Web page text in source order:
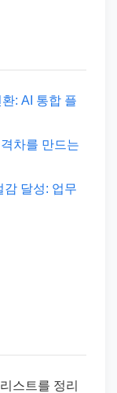
: AI 통합 플
차를 만드는
감 달성: 업무
스트를 정리